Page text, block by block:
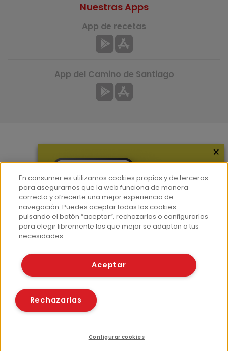
Hemeroteca
Contacto
Prensa
Corpus Lingüístico Consumer
Nuestras Apps
App de recetas
App del Camino de Santiago
© Fundación EROSKI
Políticas de cookies
×
En consumer.es utilizamos cookies propias y de terceros
para asegurarnos que la web funciona de manera
correcta y ofrecerte una mejor experiencia de
navegación. Puedes aceptar todas las cookies
pulsando el botón “aceptar”, rechazarlas o configurarlas
para elegir libremente las que mejor se adaptan a tus
necesidades.
Aceptar
Rechazarlas
Configurar cookies